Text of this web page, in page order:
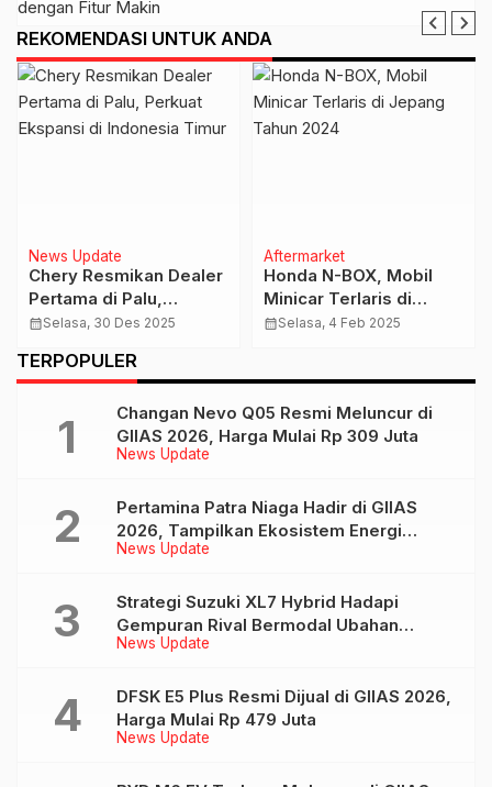
REKOMENDASI UNTUK ANDA
News Update
Chery Resmikan Dealer
Pertama di Palu,
Perkuat Ekspansi di
calendar_monthSelasa, 30 Des 2025
Aftermarket
Honda N-BOX, Mobil
Minicar Terlaris di
Jepang Tahun 2024
calendar_monthSelasa, 4 Feb 2025
TERPOPULER
News Update
Changan Nevo Q05 Resmi Meluncur di
GIIAS 2026, Harga Mulai Rp 309 Juta
News Update
Pertamina Patra Niaga Hadir di GIIAS
2026, Tampilkan Ekosistem Energi
Terintegrasi Lewat MyPertamina
News Update
Strategi Suzuki XL7 Hybrid Hadapi
Gempuran Rival Bermodal Ubahan
Eksterior dan Interior
News Update
DFSK E5 Plus Resmi Dijual di GIIAS 2026,
Harga Mulai Rp 479 Juta